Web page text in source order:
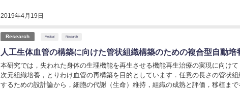
2019年4月19日
Research Medical Research
人工生体血管の構築に向けた管状組織構築のための複合型自動培
本研究では，失われた身体の生理機能を再生させる機能再生治療の実現に向け
次元組織培養，とりわけ血管の再構築を目的としています．任意の長さの管状
するための設計論から，細胞の代謝（生命）維持，組織の成熟と評価，移植まで